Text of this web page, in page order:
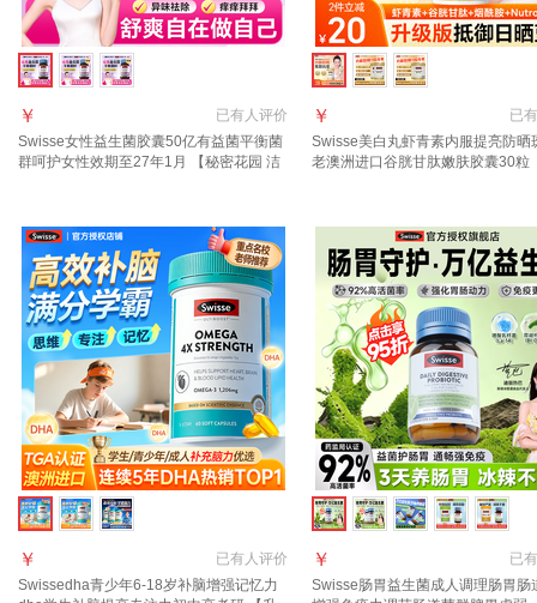
已有人评价
￥
Swisse女性益生菌胶囊50亿有益菌平衡菌
群呵护女性效期至27年1月 【秘密花园 洁
已有
￥
Swisse美白丸虾青素内服提亮防晒
老澳洲进口谷胱甘肽嫩肤胶囊30粒
已有人评价
￥
Swissedha青少年6-18岁补脑增强记忆力
已有
￥
Swisse肠胃益生菌成人调理肠胃肠